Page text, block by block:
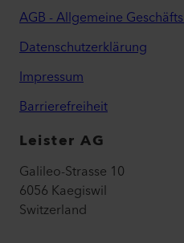
AGB - Allgemeine
Datenschutzerklärung
Impressum
Barrierefreiheit
Leister AG
Galileo-Strasse 10
6056 Kaegiswil
Switzerland